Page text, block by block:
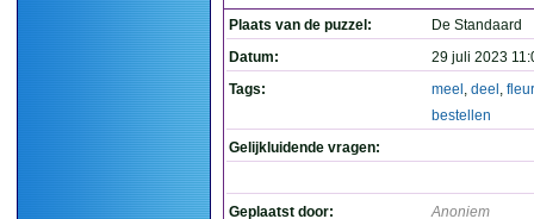
Plaats van de puzzel:
De Standaard
Datum:
29 juli 2023
Tags:
meel , deel ,
bestellen
Gelijkluidende vragen:
Geplaatst door: Anoniem